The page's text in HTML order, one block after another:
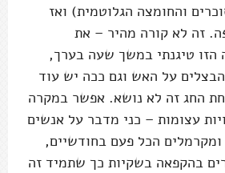
והחומצה הגלוטמית) ואז
זה לא קורה מהיר – את
הזו טיגנתי במשך שעה בערך,
על האש וגם ככה יש עוד
החג זה לא נושא. אפשר במקרה
עצומות – כני מדבר על אנשים
בצל ומקרמלים הכל פעם בחודשיים,
בהקפאה בשקיות כך שתמיד זה